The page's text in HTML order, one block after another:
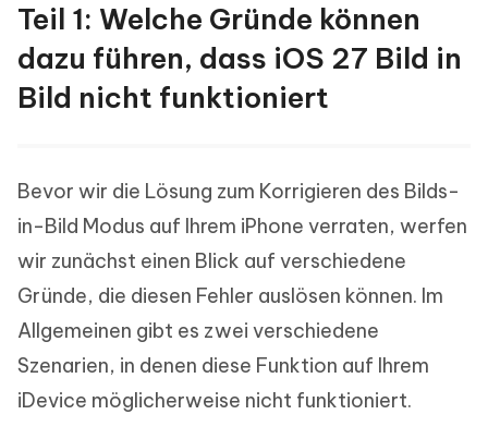
Teil 1: Welche Gründe können
dazu führen, dass iOS 27 Bild in
Bild nicht funktioniert
Bevor wir die Lösung zum Korrigieren des Bilds-
in-Bild Modus auf Ihrem iPhone verraten, werfen
wir zunächst einen Blick auf verschiedene
Gründe, die diesen Fehler auslösen können. Im
Allgemeinen gibt es zwei verschiedene
Szenarien, in denen diese Funktion auf Ihrem
iDevice möglicherweise nicht funktioniert.